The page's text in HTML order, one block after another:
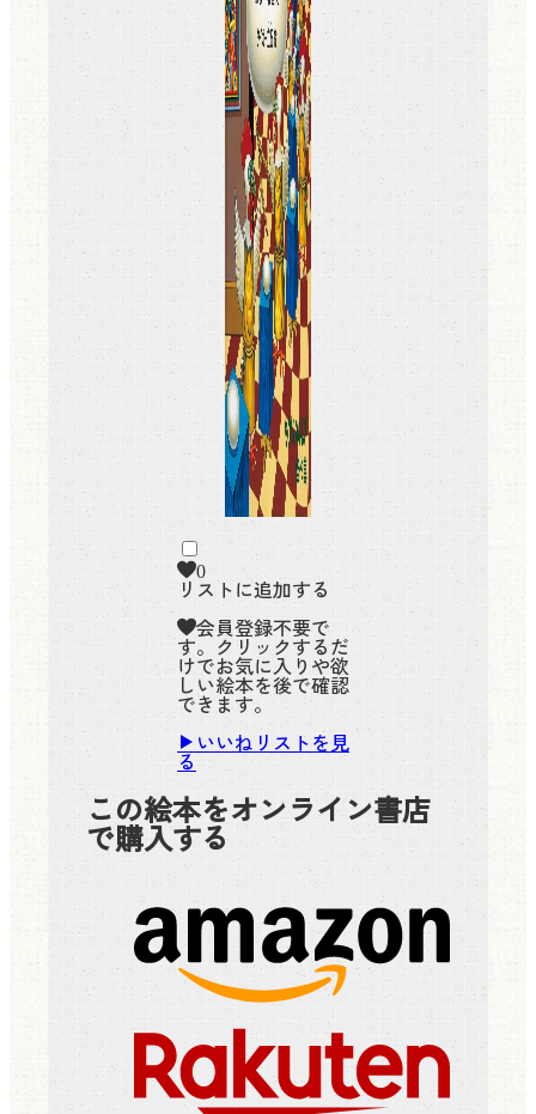
0
リストに追加する
会員登録不要で
す。クリックするだ
けでお気に入りや欲
しい絵本を後で確認
できます。
いいねリストを見
る
この絵本をオンライン書店
で購入する